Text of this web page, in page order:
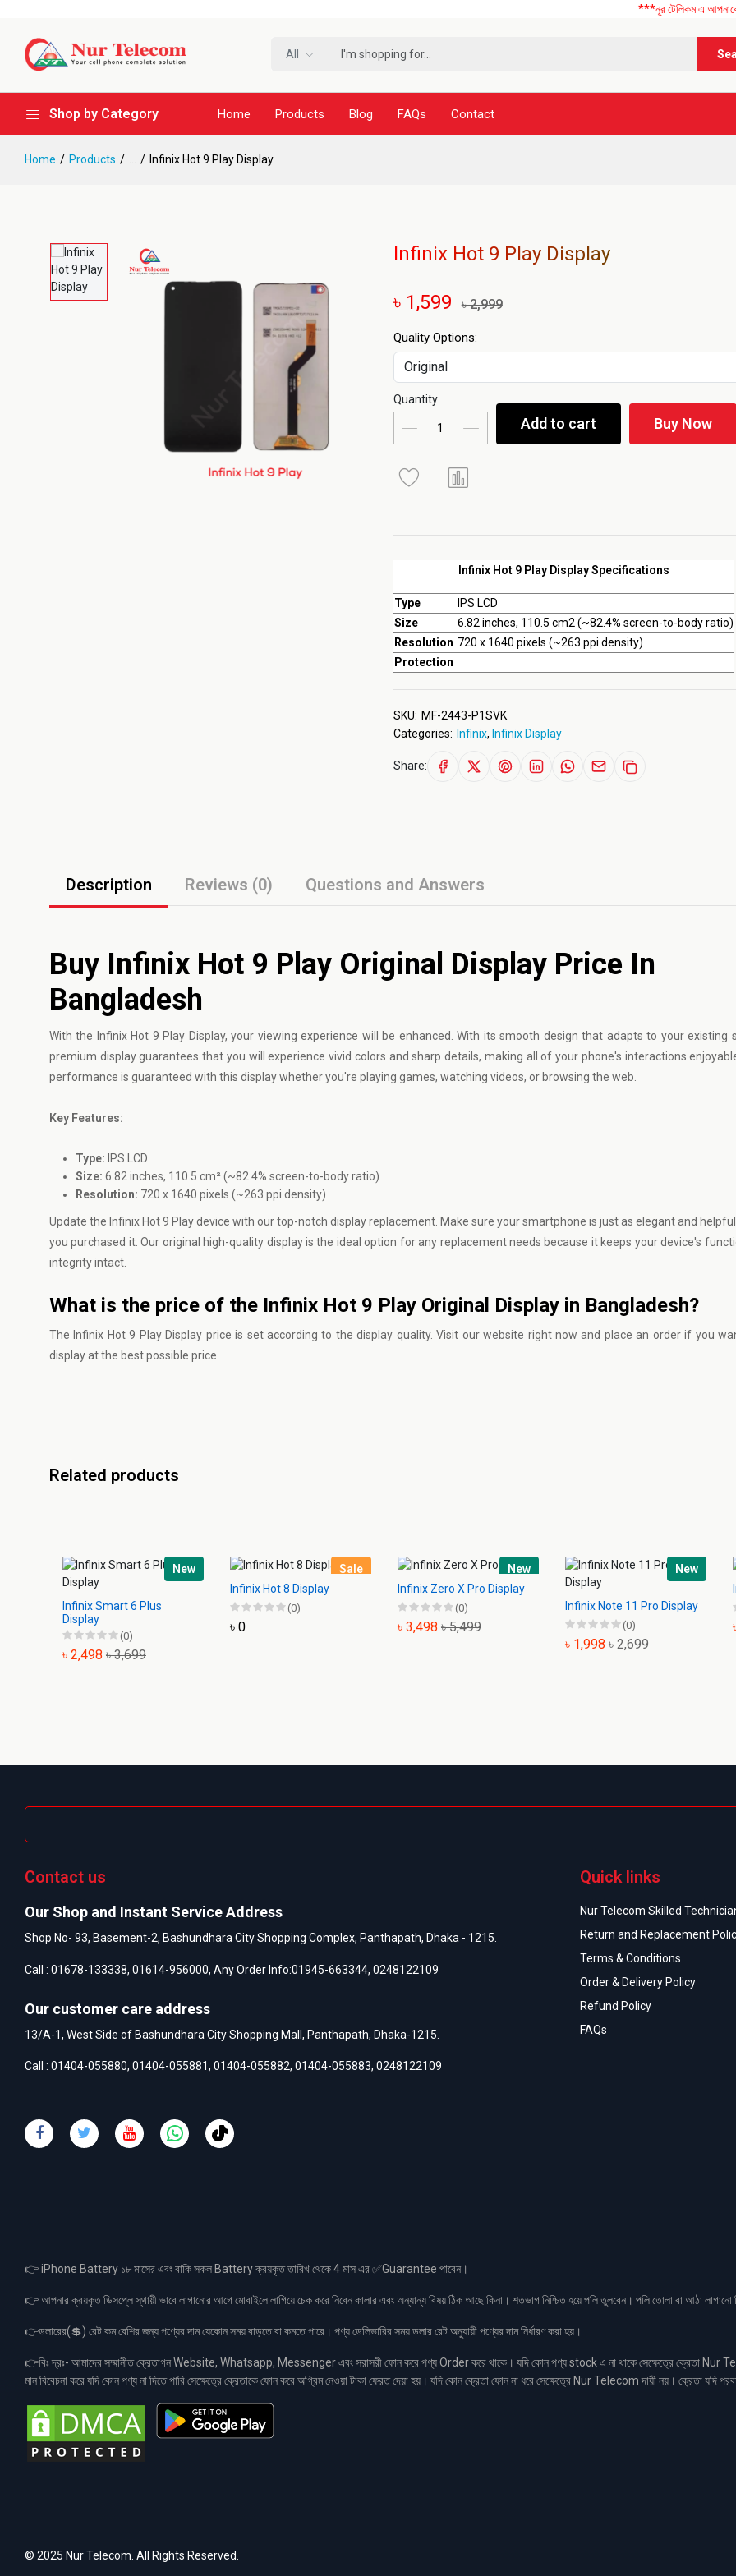
***নূর টেলিকম এ আপনাকে স্বাগতম
All
Shop by Category Home Products Blog FAQs Contact
Home Products Infinix Hot 9 Play Display
Infinix Hot 9 Play Display
৳ 1,599 ৳ 2,999
Infinix Hot 9 Play Display Specifications
Type
IPS LCD
Size
6.82 inches, 110.5 cm2 (~82.4% screen-to-body ratio)
Resolution 720 x 1640 pixels (~263 ppi density)
Protection
Quality Options:
Quantity
Add to cart Buy Now
SKU: MF-2443-P1SVK
Categories: Infinix, Infinix Display
Share:
Description Reviews (0) Questions and Answers
Buy Infinix Hot 9 Play Original Display Price In
Bangladesh
With the InfinixHot 9 Play Display, your viewing experience will be enhanced. With its smooth design that adapts to your existing
premium display guarantees that you will experience vivid colors and sharp details, making all of your phone's interactions
performance is guaranteed with this display whether you're playing games, watching videos, or browsing the web.
Key Features:
Type: IPS LCD
Size: 6.82 inches, 110.5 cm² (~82.4% screen-to-body ratio)
Resolution: 720 x 1640 pixels (~263 ppi density)
Update the Infinix Hot 9 Play device with our top-notch display replacement. Make sure your smartphone is just as elegant and
you purchased it. Our original high-quality display is the ideal option for any replacement needs because it keeps your device's
integrity intact.
What is the price of the Infinix Hot 9 Play Original Display in Bangladesh?
The Infinix Hot 9 Play Display price is set according to the display quality.Visit our website right now and place an order if you
display at the best possible price.
Related products
New
Infinix Smart 6 Plus
Display
(0)
৳ 2,498 ৳ 3,699
Sale
Infinix Hot 8 Display
(0)
৳ 0
New
Infinix Zero X Pro Display
(0)
৳ 3,498 ৳ 5,499
New
Infinix Note 11 Pro Display
(0)
৳ 1,998 ৳ 2,699
Contact us
Our Shop and Instant Service Address
Shop No- 93, Basement-2, Bashundhara City Shopping Complex, Panthapath, Dhaka - 1215.
Call : 01678-133338, 01614-956000, Any Order Info:01945-663344, 0248122109
Our customer care address
13/A-1, West Side of Bashundhara City Shopping Mall, Panthapath, Dhaka-1215.
Call : 01404-055880, 01404-055881, 01404-055882, 01404-055883, 0248122109
Quick links
Nur Telecom Skilled
Return and Replacement
Terms & Conditions
Order & Delivery Policy
Refund Policy
FAQs
👉 iPhone Battery ১৮ মাসের এবং বাকি সকল Battery ক্রয়কৃত তারিখ থেকে 4 মাস এর ✅Guarantee পাবেন।
👉 আপনার ক্রয়কৃত ডিসপ্লে স্থায়ী ভাবে লাগানোর আগে মোবাইলে লাগিয়ে চেক করে নিবেন কালার এবং অন্যান্য বিষয় ঠিক আছে কিনা। শতভাগ নিশ্চিত হয়ে পলি তুলবেন। পলি তোলা বা আঠা
👉ডলারের(💲) রেট কম বেশির জন্য পণ্যের দাম যেকোন সময় বাড়তে বা কমতে পারে। পণ্য ডেলিভারির সময় ডলার রেট অনুযায়ী পণ্যের দাম নির্ধারণ করা হয়।
👉বিঃ দ্রঃ- আমাদের সম্মানীত ক্রেতাগন Website, Whatsapp, Messenger এবং সরাসরী ফোন করে পণ্য Order করে থাকে। যদি কোন পণ্য stock এ না থাকে সেক্ষেত্রে ক্রেতা Nur
মান বিবেচনা করে যদি কোন পণ্য না দিতে পারি সেক্ষেত্রে ক্রেতাকে ফোন করে অগ্রিম নেওয়া টাকা ফেরত দেয়া হয়। যদি কোন ক্রেতা ফোন না ধরে সেক্ষেত্রে Nur Telecom দায়ী নয়। ক্রেতা যদি
© 2025 Nur Telecom. All Rights Reserved.